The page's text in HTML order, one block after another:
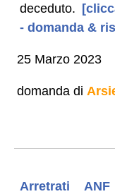
deceduto.
- domanda &
25 Marzo 2023
domanda di
Arretrati